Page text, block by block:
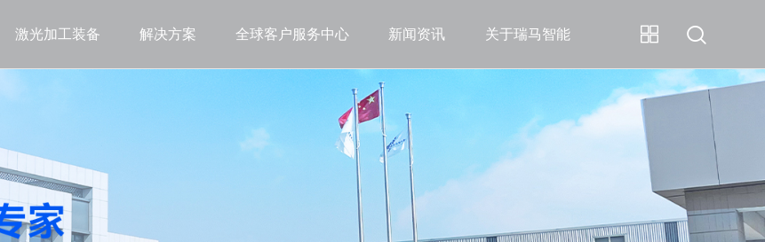
激光加工装备 解决方案 全球客户服务中心 新闻资讯 关于瑞马智能